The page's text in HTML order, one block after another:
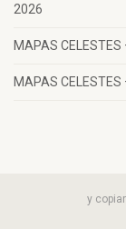
2026
MAPAS CELESTES
MAPAS
y